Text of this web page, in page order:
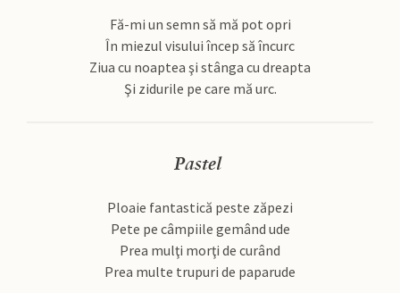
Fă-mi un semn să mă pot opri
În miezul visului încep să încurc
Ziua cu noaptea şi stânga cu dreapta
Şi zidurile pe care mă urc.
Pastel
Ploaie fantastică peste zăpezi
Pete pe câmpiile gemând ude
Prea mulţi morţi de curând
Prea multe trupuri de paparude